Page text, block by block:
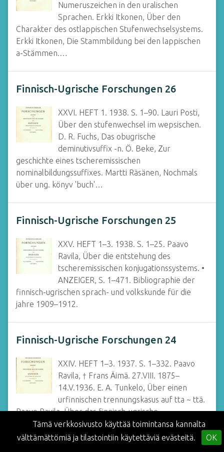
Numeruszeichen in den uralischen
Sprachen. Erkki Itkonen, Über den
Charakter des ostlappischen Stufenwechselsystems.
Erkki Itkonen, Die Stammbildung bei den lappischen
a-Stämmen.…
Finnisch-Ugrische Forschungen 26
XXVI. HEFT 1. 1938. S. 1–90. Lauri Posti,
Über den stufenwechsel im wepsischen.
D. R. Fuchs, Das obugrische
deminutivsuffix -n. Ö. Beke, Zur
geschichte eines tscheremissischen
nominalbildungssuffixes. Martti Räsänen, Nochmals
über ung. könyv 'buch'…
Finnisch-Ugrische Forschungen 25
XXV. HEFT 1–3. 1938. S. 1–25. Paavo
Ravila, Über die entstehung des
tscheremissischen konjugationssystems. •
ANZEIGER, S. 1–471. Bibliographie der
finnisch-ugrischen sprach- und volkskunde für die
jahre 1909–1912.
Finnisch-Ugrische Forschungen 24
XXIV. HEFT 1–3. 1937. S. 1–332. Paavo
Ravila, † Frans Äimä. 27.VIII. 1875–
14.V.1936. E. A. Tunkelo, Über einen
urfinnischen trennungskasus auf tta ~ ttä.
Paavo Ravila, Über das finnisch-ugrische
komparativsuffix. Uno Harva, Antero Vipunen.
Albert…
Tämä verkkosivusto käyttää toimintansa kannalta
välttämättömiä ja tilastointiin käytettäviä evästeitä.
OK